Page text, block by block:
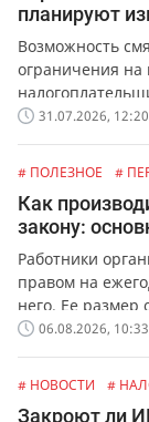
планируют
Возможность
ограничения на
задолженностью.
31.07.2026, 12:20
# ПОЛЕЗНОЕ #
Как
закону:
Работники
правом на
него. Ее размер
заработка
06.08.2026, 10:33
# НОВОСТИ #
Закроют ли